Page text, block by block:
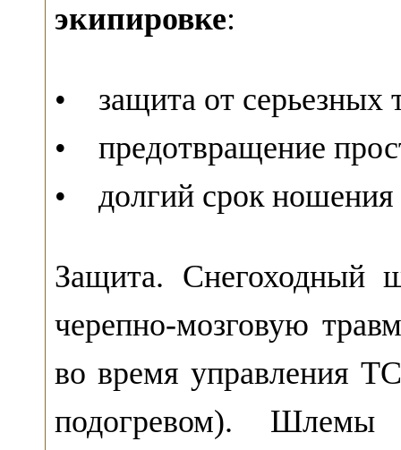
экипировке:
• защита от серьезных
• предотвращение
• долгий срок ношения
Защита. Снегоходный
черепно-мозговую
во время управления
подогревом). Шлемы